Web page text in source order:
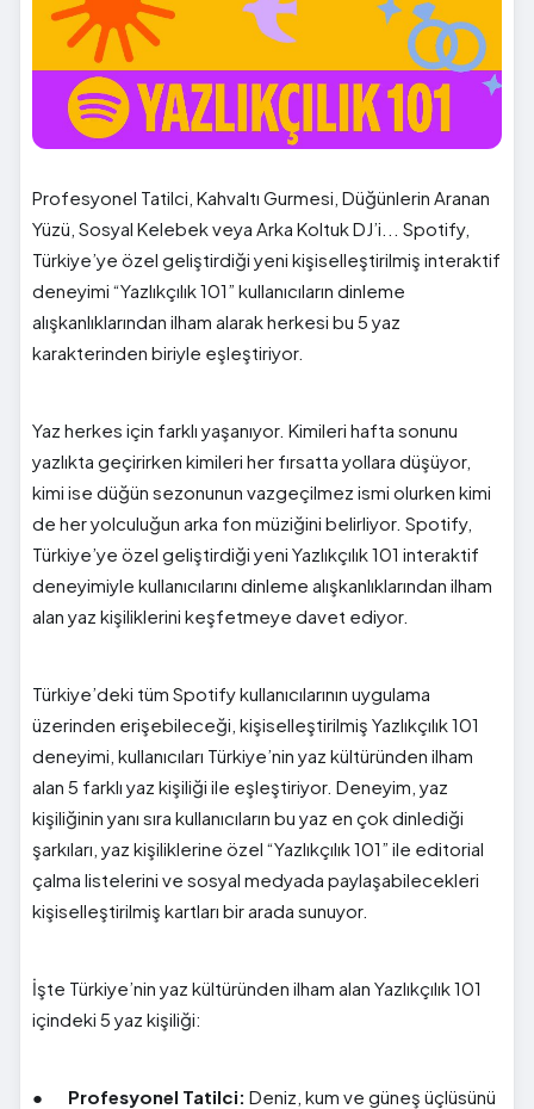
Profesyonel Tatilci, Kahvaltı Gurmesi, Düğünlerin Aranan
Yüzü, Sosyal Kelebek veya Arka Koltuk DJ’i... Spotify,
Türkiye’ye özel geliştirdiği yeni kişiselleştirilmiş interaktif
deneyimi “Yazlıkçılık 101” kullanıcıların dinleme
alışkanlıklarından ilham alarak herkesi bu 5 yaz
karakterinden biriyle eşleştiriyor.
Yaz herkes için farklı yaşanıyor. Kimileri hafta sonunu
yazlıkta geçirirken kimileri her fırsatta yollara düşüyor,
kimi ise düğün sezonunun vazgeçilmez ismi olurken kimi
de her yolculuğun arka fon müziğini belirliyor. Spotify,
Türkiye’ye özel geliştirdiği yeni Yazlıkçılık 101 interaktif
deneyimiyle kullanıcılarını dinleme alışkanlıklarından ilham
alan yaz kişiliklerini keşfetmeye davet ediyor.
Türkiye’deki tüm Spotify kullanıcılarının uygulama
üzerinden erişebileceği, kişiselleştirilmiş Yazlıkçılık 101
deneyimi, kullanıcıları Türkiye’nin yaz kültüründen ilham
alan 5 farklı yaz kişiliği ile eşleştiriyor. Deneyim, yaz
kişiliğinin yanı sıra kullanıcıların bu yaz en çok dinlediği
şarkıları, yaz kişiliklerine özel “Yazlıkçılık 101” ile editorial
çalma listelerini ve sosyal medyada paylaşabilecekleri
kişiselleştirilmiş kartları bir arada sunuyor.
İşte Türkiye’nin yaz kültüründen ilham alan Yazlıkçılık 101
içindeki 5 yaz kişiliği:
● Profesyonel Tatilci: Deniz, kum ve güneş üçlüsünü